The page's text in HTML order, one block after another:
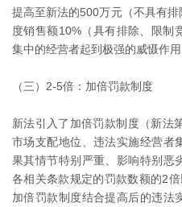
提高至新法的500万元（不具有
度销售额10%（具有排除、限制
集中的经营者起到极强的威慑作用
（三）2-5倍：加倍罚款制度
新法引入了加倍罚款制度（新法
市场支配地位、违法实施经营者
果其情节特别严重、影响特别恶
各相关条款规定的罚款数额的2
加倍罚款制度结合提高后的违法